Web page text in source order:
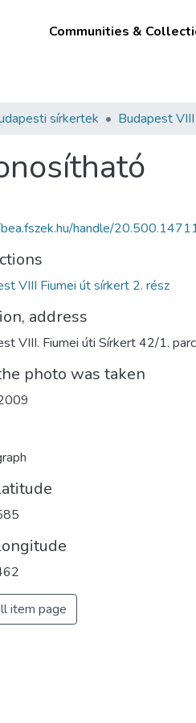
Communities &
sírkertek
handle/
VIII Fiumei út sírkert 2. rész
address
VIII. Fiumei úti Sírkert 42/1.
photo was taken
item page